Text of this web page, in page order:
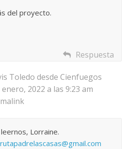
del proyecto.
Respuesta
Toledo desde Cienfuegos
enero, 2022 a las 9:23 am
Lorraine.
rutapadrelascasas@gmail.com